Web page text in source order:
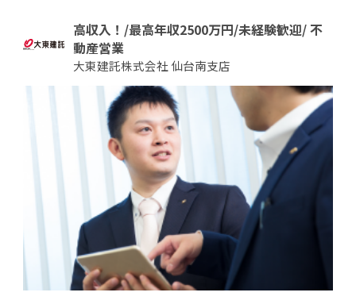
高収入！/最高年収2500万円/未経験歓迎/ 不
動産営業
大東建託株式会社 仙台南支店